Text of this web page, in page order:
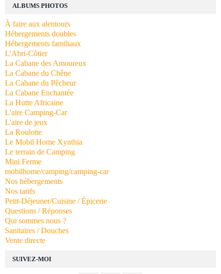
SUIVEZ-MOI
ALBUMS PHOTOS
À faire aux alentours
Hébergements doubles
Hébergements familiaux
L'Abri-Côtier
La Cabane des Amoureux
La Cabane du Chêne
La Cabane du Pêcheur
La Cabane Enchantée
La Hutte Africaine
L'aire Camping-Car
L'aire de jeux
La Roulotte
Le Mobil Home Xynthia
Le terrain de Camping
Mini Ferme
mobilhome/camping/camping-car
Nos hébergements
Nos tarifs
Petit-Déjeuner/Cuisine / Épicerie
Questions / Réponses
Qui sommes nous ?
Sanitaires / Douches
Vente directe